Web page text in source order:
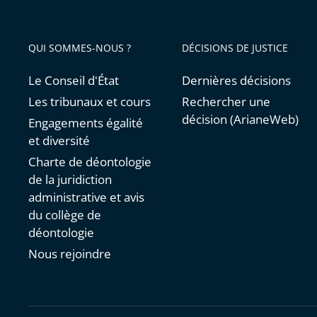
QUI SOMMES-NOUS ?
Le Conseil d'État
Les tribunaux et cours
Engagements égalité
et diversité
Charte de déontologie
de la juridiction
administrative et avis
du collège de
déontologie
Nous rejoindre
DÉCISIONS DE JUSTICE
Dernières décisions
Rechercher une
décision (ArianeWeb)